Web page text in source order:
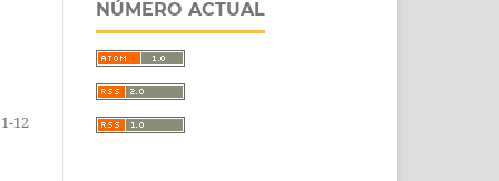
1-12
NÚMERO ACTUAL